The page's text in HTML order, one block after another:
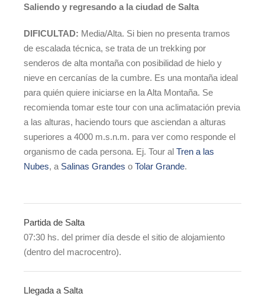
Saliendo y regresando a la ciudad de Salta
DIFICULTAD: Media/Alta. Si bien no presenta tramos
de escalada técnica, se trata de un trekking por
senderos de alta montaña con posibilidad de hielo y
nieve en cercanías de la cumbre. Es una montaña ideal
para quién quiere iniciarse en la Alta Montaña. Se
recomienda tomar este tour con una aclimatación previa
a las alturas, haciendo tours que asciendan a alturas
superiores a 4000 m.s.n.m. para ver como responde el
organismo de cada persona. Ej. Tour al Tren a las
Nubes, a Salinas Grandes o Tolar Grande.
Partida de Salta
07:30 hs. del primer día desde el sitio de alojamiento
(dentro del macrocentro).
Llegada a Salta